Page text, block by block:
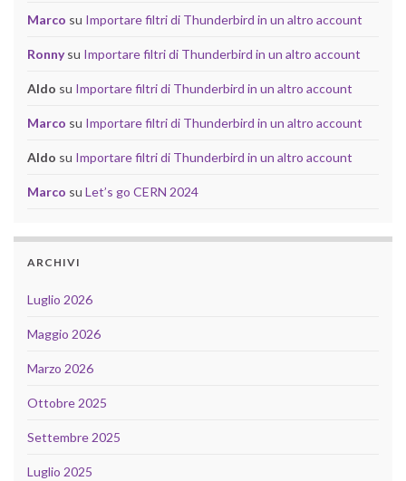
Marco su Importare filtri di Thunderbird in un altro account
Ronnysu Importare filtri di Thunderbird in un altro account
Aldo su Importare filtri di Thunderbird in un altro account
Marco su Importare filtri di Thunderbird in un altro account
Aldo su Importare filtri di Thunderbird in un altro account
Marco su Let’s go CERN 2024
ARCHIVI
Luglio 2026
Maggio 2026
Marzo 2026
Ottobre 2025
Settembre 2025
Luglio 2025